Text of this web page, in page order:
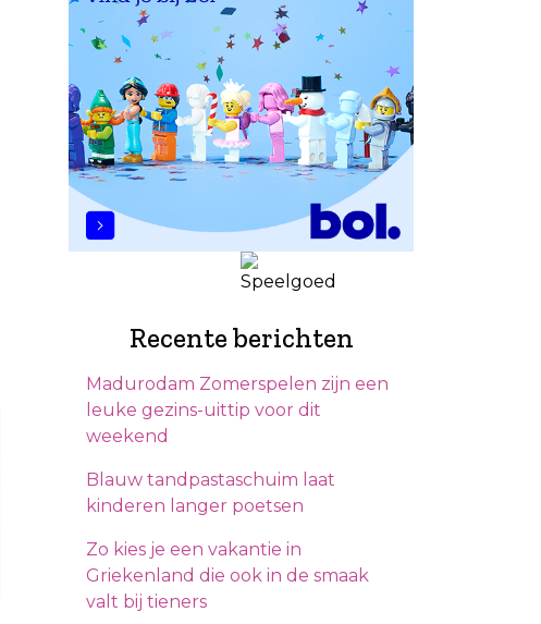
Recente berichten
Madurodam Zomerspelen zijn een
leuke gezins-uittip voor dit
weekend
Blauw tandpastaschuim laat
kinderen langer poetsen
Zo kies je een vakantie in
Griekenland die ook in de smaak
valt bij tieners